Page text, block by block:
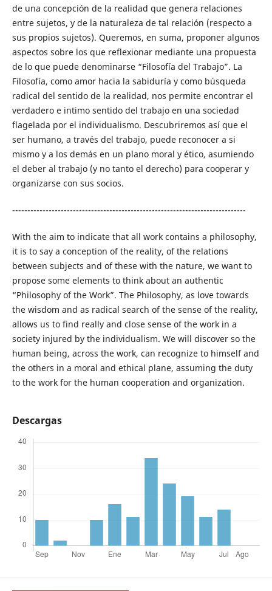
de una concepción de la realidad que genera relaciones
entre sujetos, y de la naturaleza de tal relación (respecto a
sus propios sujetos). Queremos, en suma, proponer algunos
aspectos sobre los que reflexionar mediante una propuesta
de lo que puede denominarse “Filosofía del Trabajo”. La
Filosofía, como amor hacia la sabiduría y como búsqueda
radical del sentido de la realidad, nos permite encontrar el
verdadero e intimo sentido del trabajo en una sociedad
flagelada por el individualismo. Descubriremos así que el
ser humano, a través del trabajo, puede reconocer a si
mismo y a los demás en un plano moral y ético, asumiendo
el deber al trabajo (y no tanto el derecho) para cooperar y
organizarse con sus socios.
-----------------------------------------------------------------------------
With the aim to indicate that all work contains a philosophy,
it is to say a conception of the reality, of the relations
between subjects and of these with the nature, we want to
propose some elements to think about an authentic
“Philosophy of the Work”. The Philosophy, as love towards
the wisdom and as radical search of the sense of the reality,
allows us to find really and close sense of the work in a
society injured by the individualism. We will discover so the
human being, across the work, can recognize to himself and
the others in a moral and ethical plane, assuming the duty
to the work for the human cooperation and organization.
Descargas